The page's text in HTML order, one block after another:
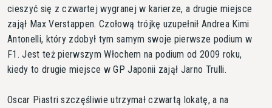
cieszyć się z czwartej wygranej w karierze, a drugie miejsce
zajął Max Verstappen. Czołową trójkę uzupełnił Andrea Kimi
Antonelli, który zdobył tym samym swoje pierwsze podium w
F1. Jest też pierwszym Włochem na podium od 2009 roku,
kiedy to drugie miejsce w GP Japonii zajął Jarno Trulli.
Oscar Piastri szczęśliwie utrzymał czwartą lokatę, a na